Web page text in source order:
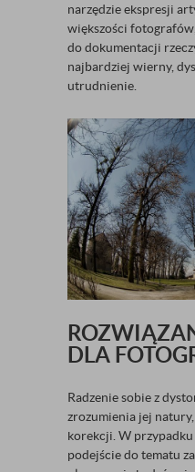
narzędzie ekspresji
większości
do dokumentacji
najbardziej wierny,
utrudnienie.
DLA
Radzenie sobie z
zrozumienia jej
korekcji. W
podejście do tematu